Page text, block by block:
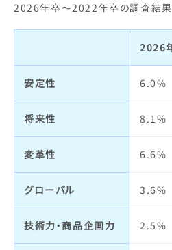
職場の人間関係 2.2%
5.2%
休日・休暇・
2.6%
経営者 3.9%
環境への取り組み
社会全体への影響力
人の役に立つ
実力主義・能力主義
仕事の魅力
自己成長
2026年卒～2022年卒の調査結果
2026
安定性 6.0%
将来性 8.1%
変革性 6.6%
グローバル 3.6%
技術力・商品企画力 2.5%